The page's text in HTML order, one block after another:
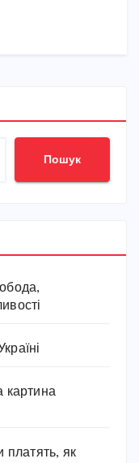
Пошук
картина
платять, як